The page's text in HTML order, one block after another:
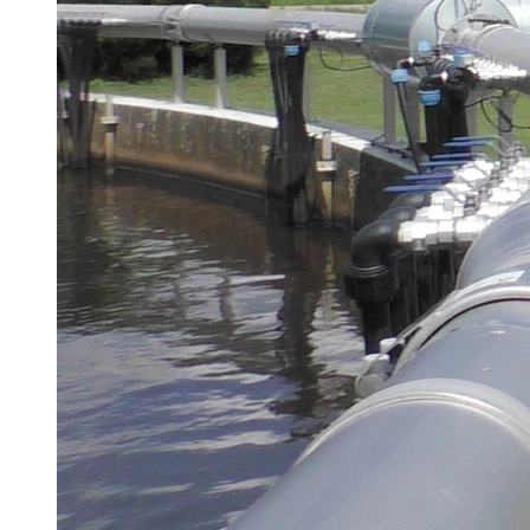
Brau Beviale
Hannover Messe
IFAT
Tausendwasser
Energieeffizienz & Nachhaltigkeit
Grüne Gebäude und Wasserlösungen für
klimaresiliente Städte
21. Juli 2026